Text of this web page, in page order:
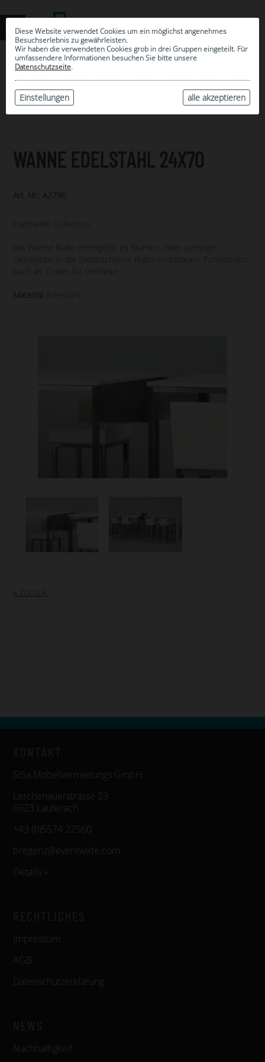
Diese Website verwendet Cookies um ein möglichst angenehmes
Besuchserlebnis zu gewährleisten.
Wir haben die verwendeten Cookies grob in drei Gruppen eingeteilt. Für
umfassendere Informationen besuchen Sie bitte unsere
Datenschutzseite.
alle akzeptieren
Einstellungen
ARCHIV
WANNE EDELSTAHL 24X70
Art. Nr.: A2790
Eventwide Collection
Die Wanne Rialto ermöglicht es Blumen- oder sonstige
Dekoration in die Stehtischserie Rialto einzubauen. Funktioniert
auch als Cooler für Getränke.
Material: Edelstahl
« zurück
SiSa Möbelvermietungs GmbH
Lerchenauerstrasse 23
6923 Lauterach
+43 (0)5574 22560
bregenz@eventwide.com
Details »
Impressum
AGB
Datenschutzerklärung
Nachhaltigkeit